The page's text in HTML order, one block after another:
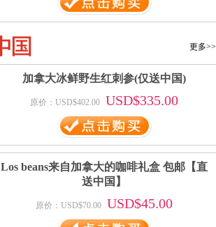
更多>>
加拿大冰鲜野生红刺参(仅送中国)
原价：USD$402.00 USD$335.00
Los beans来自加拿大的咖啡礼盒 包邮【直
送中国】
原价：USD$70.00 USD$45.00